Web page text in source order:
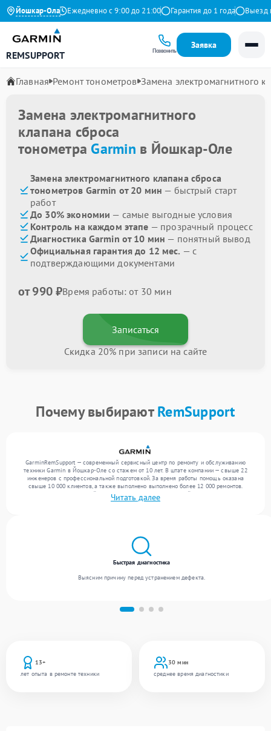
Йошкар-Ола
4.9 на Яндекс Ежедневно с 9:00 до 21:00 Гарантия до 1 года Выезд
REMSUPPORT Позвонить
Заявка
Главная Ремонт тонометров Замена электромагнитного
Замена электромагнитного
клапана сброса
тонометра Garmin в Йошкар-Оле
Замена электромагнитного клапана сброса
тонометров Garmin от 20 мин — быстрый старт
работ
До 30% экономии — самые выгодные условия
Контроль на каждом этапе — прозрачный процесс
Диагностика Garmin от 10 мин — понятный вывод
Официальная гарантия до 12 мес. — с
подтверждающими документами
от 990 ₽Время работы: от 30 мин
Записаться
Скидка 20% при записи на сайте
Почему выбираютRemSupport
GarminRemSupport — современный сервисный центр по ремонту и обслуживанию
техники Garmin в Йошкар-Оле со стажем от 10 лет. В штате компании — свыше 22
инженеров с профессиональной подготовкой. За время работы помощь оказана
свыше 10 000 клиентов, а также выполнено выполнено более 12 000 ремонтов.
Ежемесячно в сервисный центр поступает более 300 устройств, включая , , . Мы
беремся за задачи любой сложности и предлагаем стабильный уровень сервиса
Читать далее
13+
лет опыта в ремонте техники
30 мин
среднее время диагностики
Быстрая диагностика
Выясним причину перед устранением дефекта.